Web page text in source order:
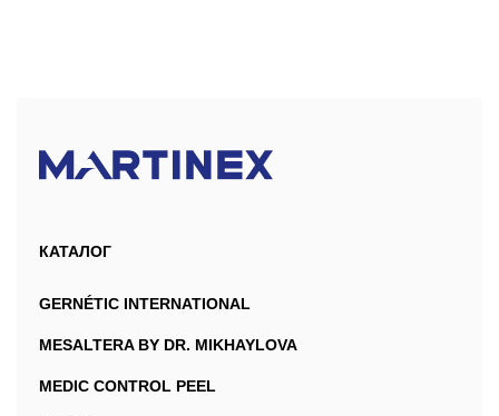
КАТАЛОГ
GERNÉTIC INTERNATIONAL
MESALTERA BY DR. MIKHAYLOVA
MEDIC CONTROL PEEL